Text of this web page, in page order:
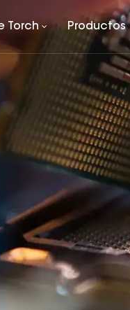
Torch Productos